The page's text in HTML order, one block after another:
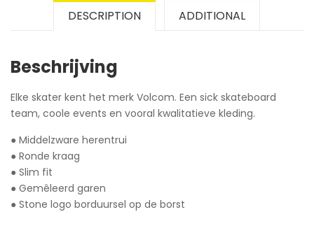
DESCRIPTION ADDITIONAL
Beschrijving
Elke skater kent het merk Volcom. Een sick skateboard
team, coole events en vooral kwalitatieve kleding.
● Middelzware herentrui
● Ronde kraag
● Slim fit
● Gemêleerd garen
● Stone logo borduursel op de borst